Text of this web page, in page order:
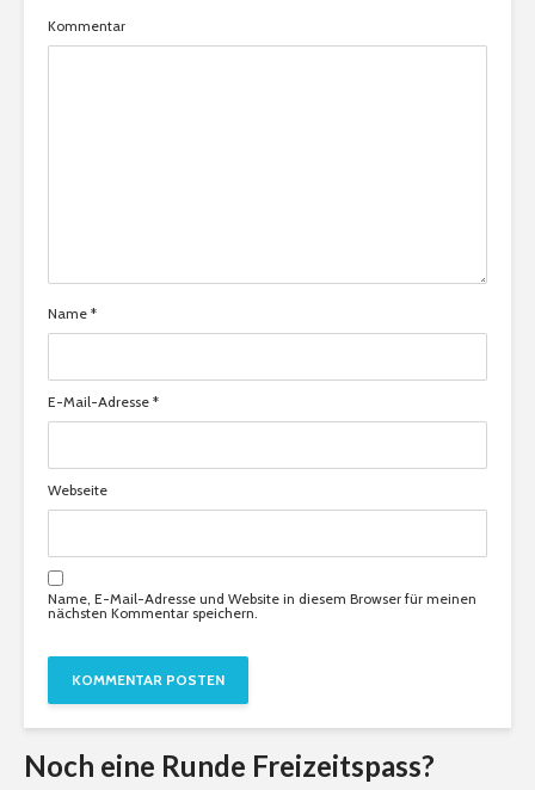
Kommentar
Name *
E-Mail-Adresse *
Webseite
Name, E-Mail-Adresse und Website in diesem Browser für meinen
nächsten Kommentar speichern.
Noch eine Runde Freizeitspass?